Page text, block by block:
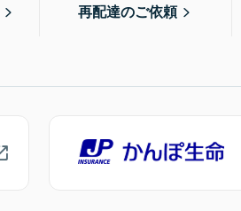
再配達のご依頼